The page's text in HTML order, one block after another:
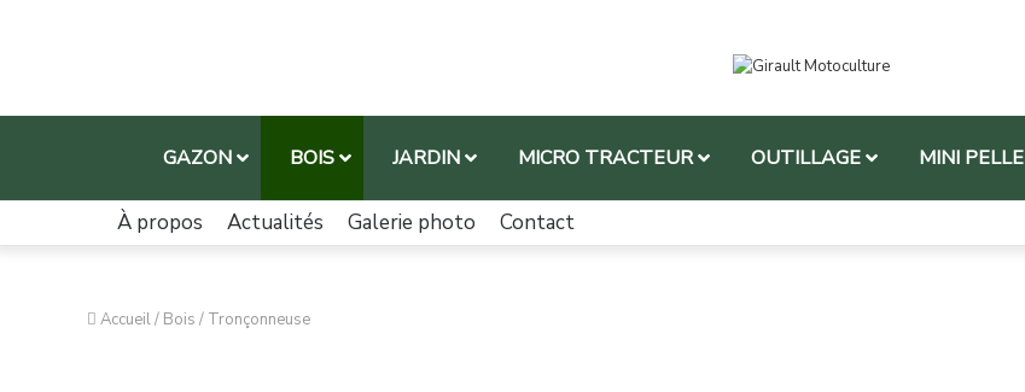
GAZON BOIS JARDIN MICRO TRACTEUR OUTILLAGE MINI PELLE
À propos Actualités Galerie photo Contact
Accueil/ Bois / Tronçonneuse